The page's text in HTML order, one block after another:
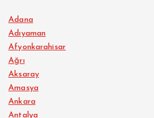
Adana
Adıyaman
Afyonkarahisar
Ağrı
Aksaray
Amasya
Ankara
Antalya